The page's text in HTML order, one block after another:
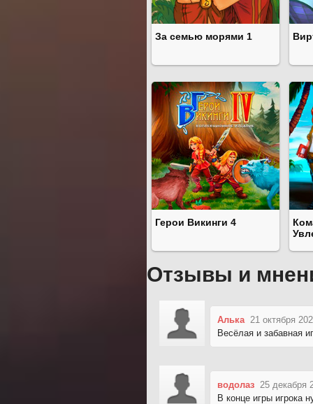
За семью морями 1
Герои Викинги 4
Отзывы и
Алька 21 октября
Весёлая и забавная
водолаз 25 декабря
В конце игры игрока